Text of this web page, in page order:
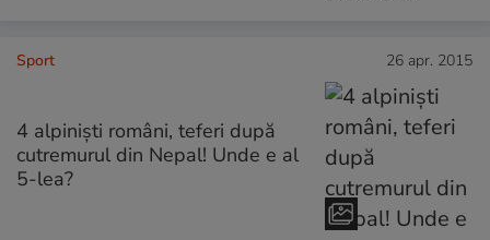
Sport 26 apr. 2015
4 alpiniști români, teferi după
cutremurul din Nepal! Unde e al
5-lea?